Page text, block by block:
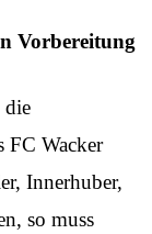
Vorbereitung
die
FC Wacker
Innerhuber,
so muss